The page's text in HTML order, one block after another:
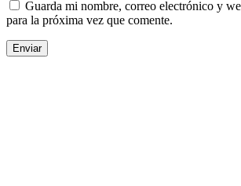
Guarda mi nombre, correo electrónico y
para la próxima vez que comente.